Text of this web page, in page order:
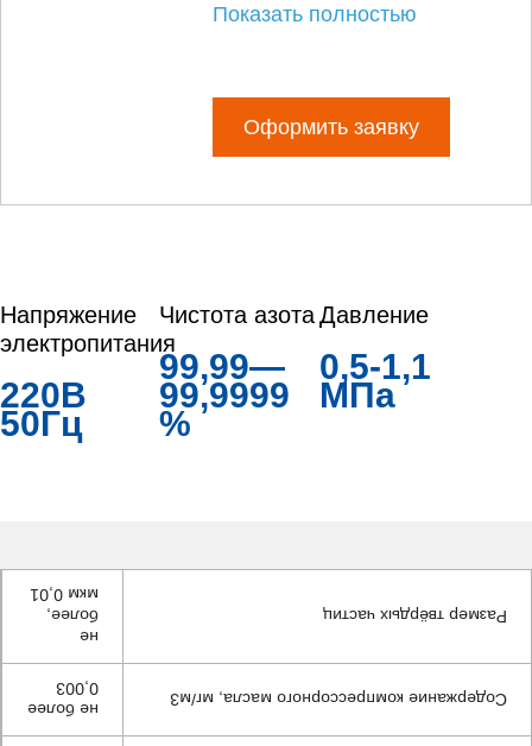
Показать полностью
Оформить заявку
Напряжение
электропитания
220В
50Гц
Чистота азота
99,99—
99,9999
%
Давление
0,5-1,1
МПа
Содержание компрессорного масла, мг/м3
не более
0,003
Размер твёрдых частиц
не
более,
мкм 0,01